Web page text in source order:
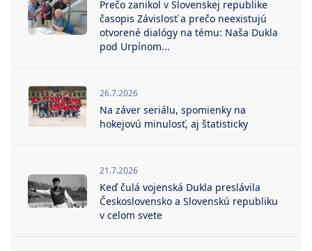
Prečo zanikol v Slovenskej republike
časopis Závislosť a prečo neexistujú
otvorené dialógy na tému: Naša Dukla
pod Urpínom...
26.7.2026
Na záver seriálu, spomienky na
hokejovú minulosť, aj štatisticky
21.7.2026
Keď čulá vojenská Dukla preslávila
Československo a Slovenskú republiku
v celom svete